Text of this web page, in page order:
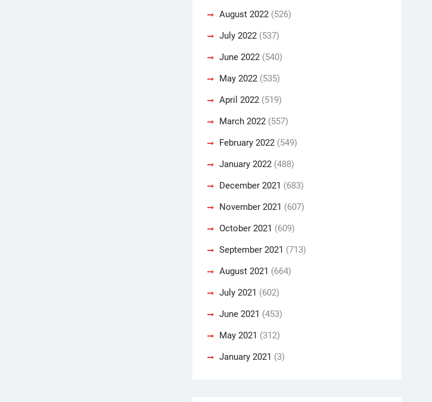
August 2022 (526)
July 2022 (537)
June 2022 (540)
May 2022 (535)
April 2022 (519)
March 2022 (557)
February 2022 (549)
January 2022 (488)
December 2021 (683)
November 2021 (607)
October 2021 (609)
September 2021 (713)
August 2021 (664)
July 2021 (602)
June 2021 (453)
May 2021 (312)
January 2021 (3)